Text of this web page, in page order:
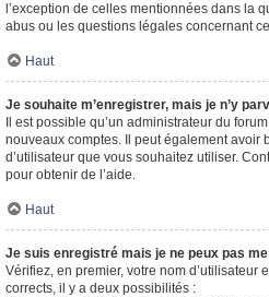
l’exception de celles mentionnées dans la
abus ou les questions légales concernant
Haut
Je souhaite m’enregistrer, mais je n’y
Il est possible qu’un administrateur du
nouveaux comptes. Il peut également avoir
d’utilisateur que vous souhaitez utiliser.
pour obtenir de l’aide.
Haut
Je suis enregistré mais je ne peux pas
Vérifiez, en premier, votre nom d’utilisateur
corrects, il y a deux possibilités :